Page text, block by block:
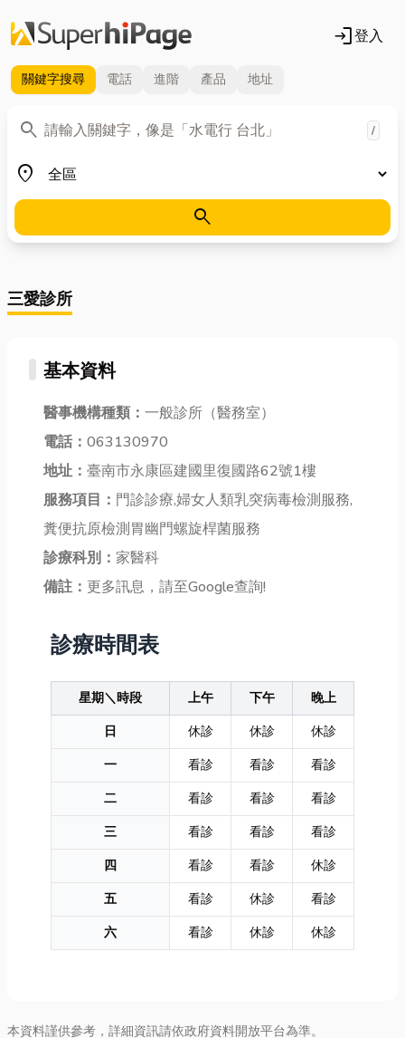
login登入
關鍵字搜尋 電話 進階 產品 地址
search
關鍵字 /
place
地區
search
三愛診所
基本資料
醫事機構種類： 一般診所（醫務室）
電話： 063130970
地址： 臺南市永康區建國里復國路62號1樓
服務項目： 門診診療,婦女人類乳突病毒檢測服務,
糞便抗原檢測胃幽門螺旋桿菌服務
診療科別： 家醫科
備註： 更多訊息，請至Google查詢!
診療時間表
星期＼時段 上午 下午
晚上
日
休診 休診
休診
一
看診 看診
看診
二
看診 看診
看診
三
看診 看診
看診
四
看診 看診
休診
五
看診 休診
看診
六
看診 休診 休診
本資料謹供參考，詳細資訊請依政府資料開放平台為準。